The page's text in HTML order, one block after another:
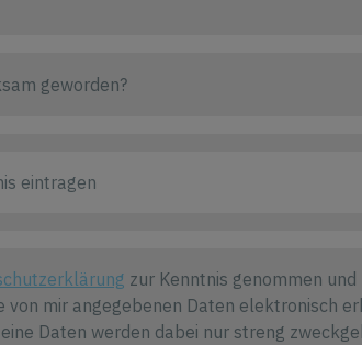
zur Kenntnis genommen und
von mir angegebenen Daten elektronisch
Daten werden dabei nur streng